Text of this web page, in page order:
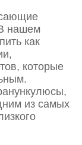
нашем
как
которые
из самых